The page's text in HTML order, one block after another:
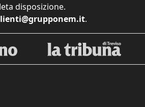
disposizione.
.